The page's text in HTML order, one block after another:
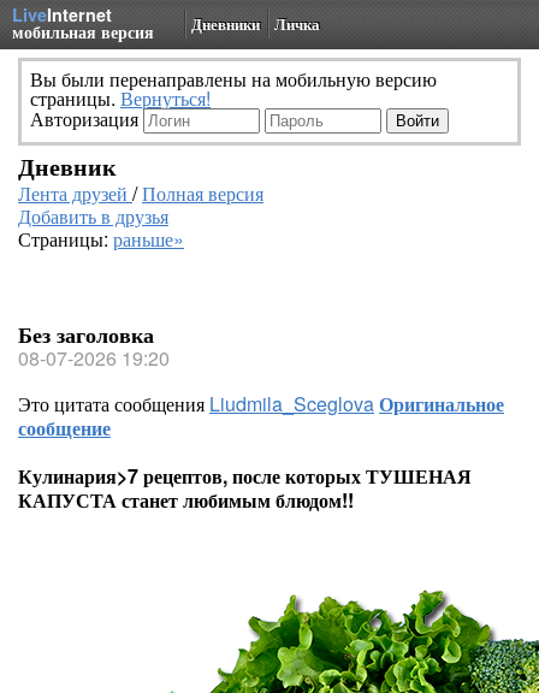
LiveInternet
мобильная версия Дневники Личка
Вы были перенаправлены на мобильную версию
страницы. Вернуться!
Авторизация
Дневник
Лента друзей /Полная версия
Добавить в друзья
Страницы: раньше»
Без заголовка
08-07-2026 19:20
Это цитата сообщения Liudmila_SceglovaОригинальное
сообщение
Кулинария>7 рецептов, после которых ТУШЕНАЯ
КАПУСТА станет любимым блюдом!!